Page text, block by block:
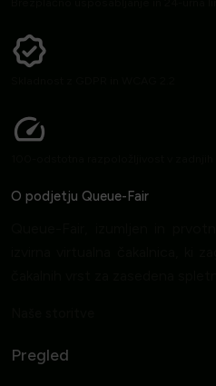
O podjetju Queue-Fair
Pregled